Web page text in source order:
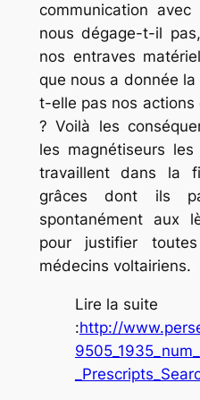
communication
nous dégage-t-il
nos entraves
que nous a donnée
t-elle pas nos actions
? Voilà les
les magnétiseurs
travaillent dans la
grâces dont ils
spontanément aux
pour justifier
médecins voltairiens.
Lire la suite
:http://